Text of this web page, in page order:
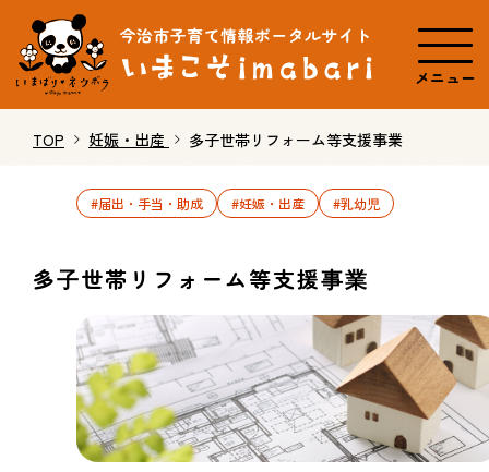
メニュー
TOP 妊娠・出産 多子世帯リフォーム等支援事業
#届出・手当・助成 #妊娠・出産 #乳幼児
多子世帯リフォーム等支援事業